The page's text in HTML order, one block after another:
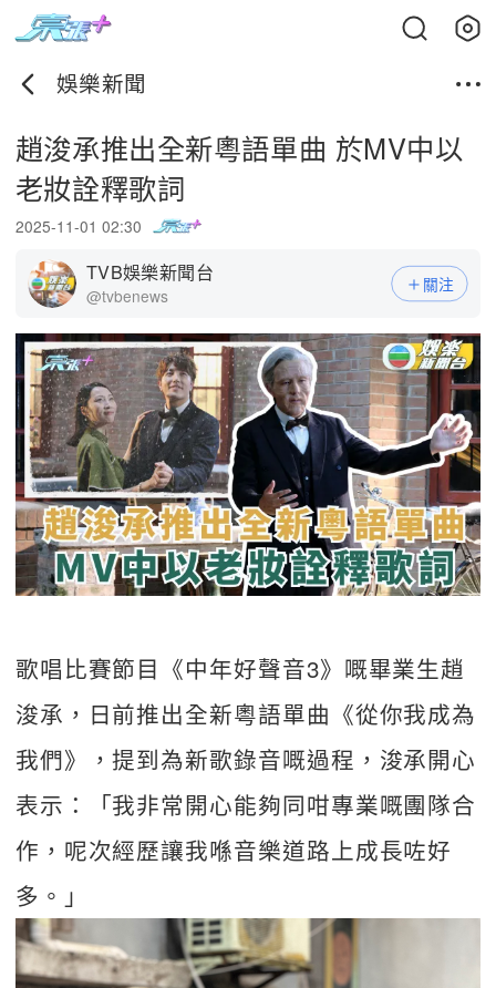
娛樂新聞
趙浚承推出全新粵語單曲 於MV中以
老妝詮釋歌詞
2025-11-01 02:30
TVB娛樂新聞台
@tvbenews
關注
歌唱比賽節目《中年好聲音3》嘅畢業生趙
浚承，日前推出全新粵語單曲《從你我成為
我們》，提到為新歌錄音嘅過程，浚承開心
表示：「我非常開心能夠同咁專業嘅團隊合
作，呢次經歷讓我喺音樂道路上成長咗好
多。」